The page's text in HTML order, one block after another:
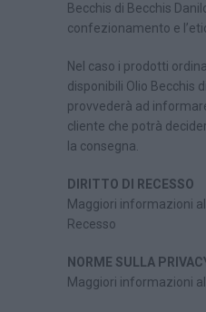
Becchis di Becchis
confezionamento e
Nel caso i prodotti
disponibili Olio Becchis
provvederà ad
cliente che potrà
la consegna.
DIRITTO DI RECESSO
Maggiori informazioni
Recesso
NORME SULLA
Maggiori informazioni